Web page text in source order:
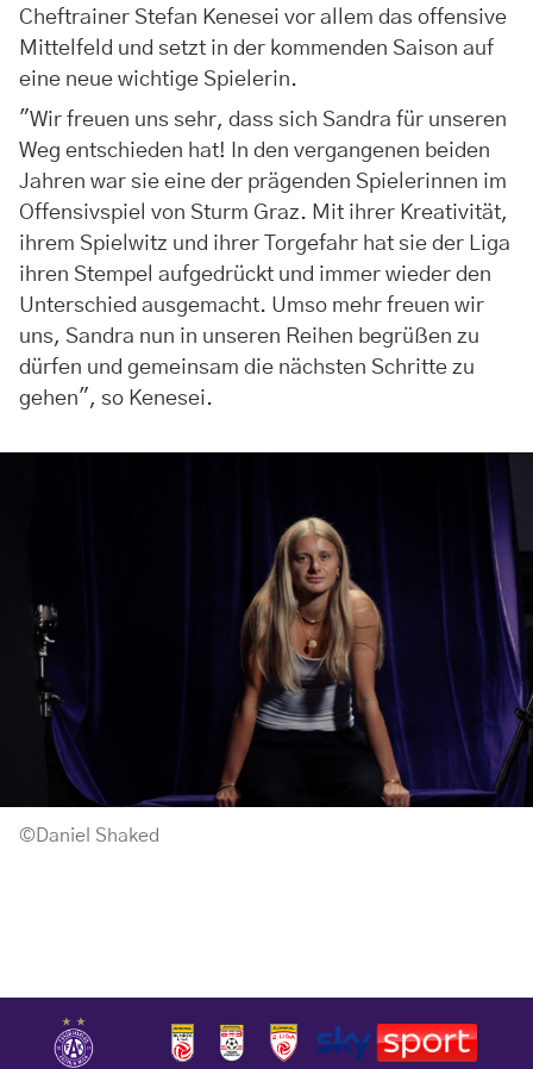
Cheftrainer Stefan Kenesei vor allem das offensive
Mittelfeld und setzt in der kommenden Saison auf
eine neue wichtige Spielerin.
"Wir freuen uns sehr, dass sich Sandra für unseren
Weg entschieden hat! In den vergangenen beiden
Jahren war sie eine der prägenden Spielerinnen im
Offensivspiel von Sturm Graz. Mit ihrer Kreativität,
ihrem Spielwitz und ihrer Torgefahr hat sie der Liga
ihren Stempel aufgedrückt und immer wieder den
Unterschied ausgemacht. Umso mehr freuen wir
uns, Sandra nun in unseren Reihen begrüßen zu
dürfen und gemeinsam die nächsten Schritte zu
gehen", so Kenesei.
©Daniel Shaked